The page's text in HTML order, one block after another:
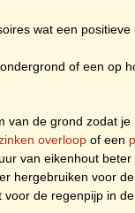
wat een
of een op
van de grond zodat
overloop of een
van eikenhout beter
hergebruiken voor
de regenpijp in